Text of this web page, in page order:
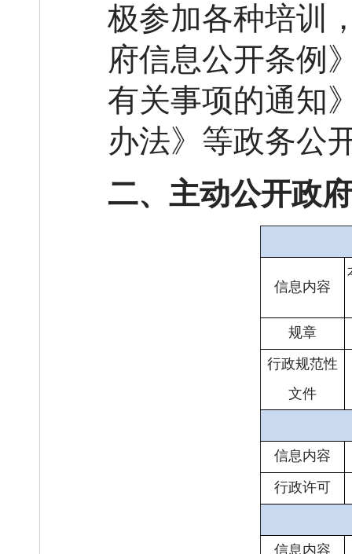
极参加各种培训
府信息公开条例
有关事项的通知
办法》等政务公
二、主动公开政
信息内容
规章
行政规范性
文件
信息内容
行政许可
信息内容